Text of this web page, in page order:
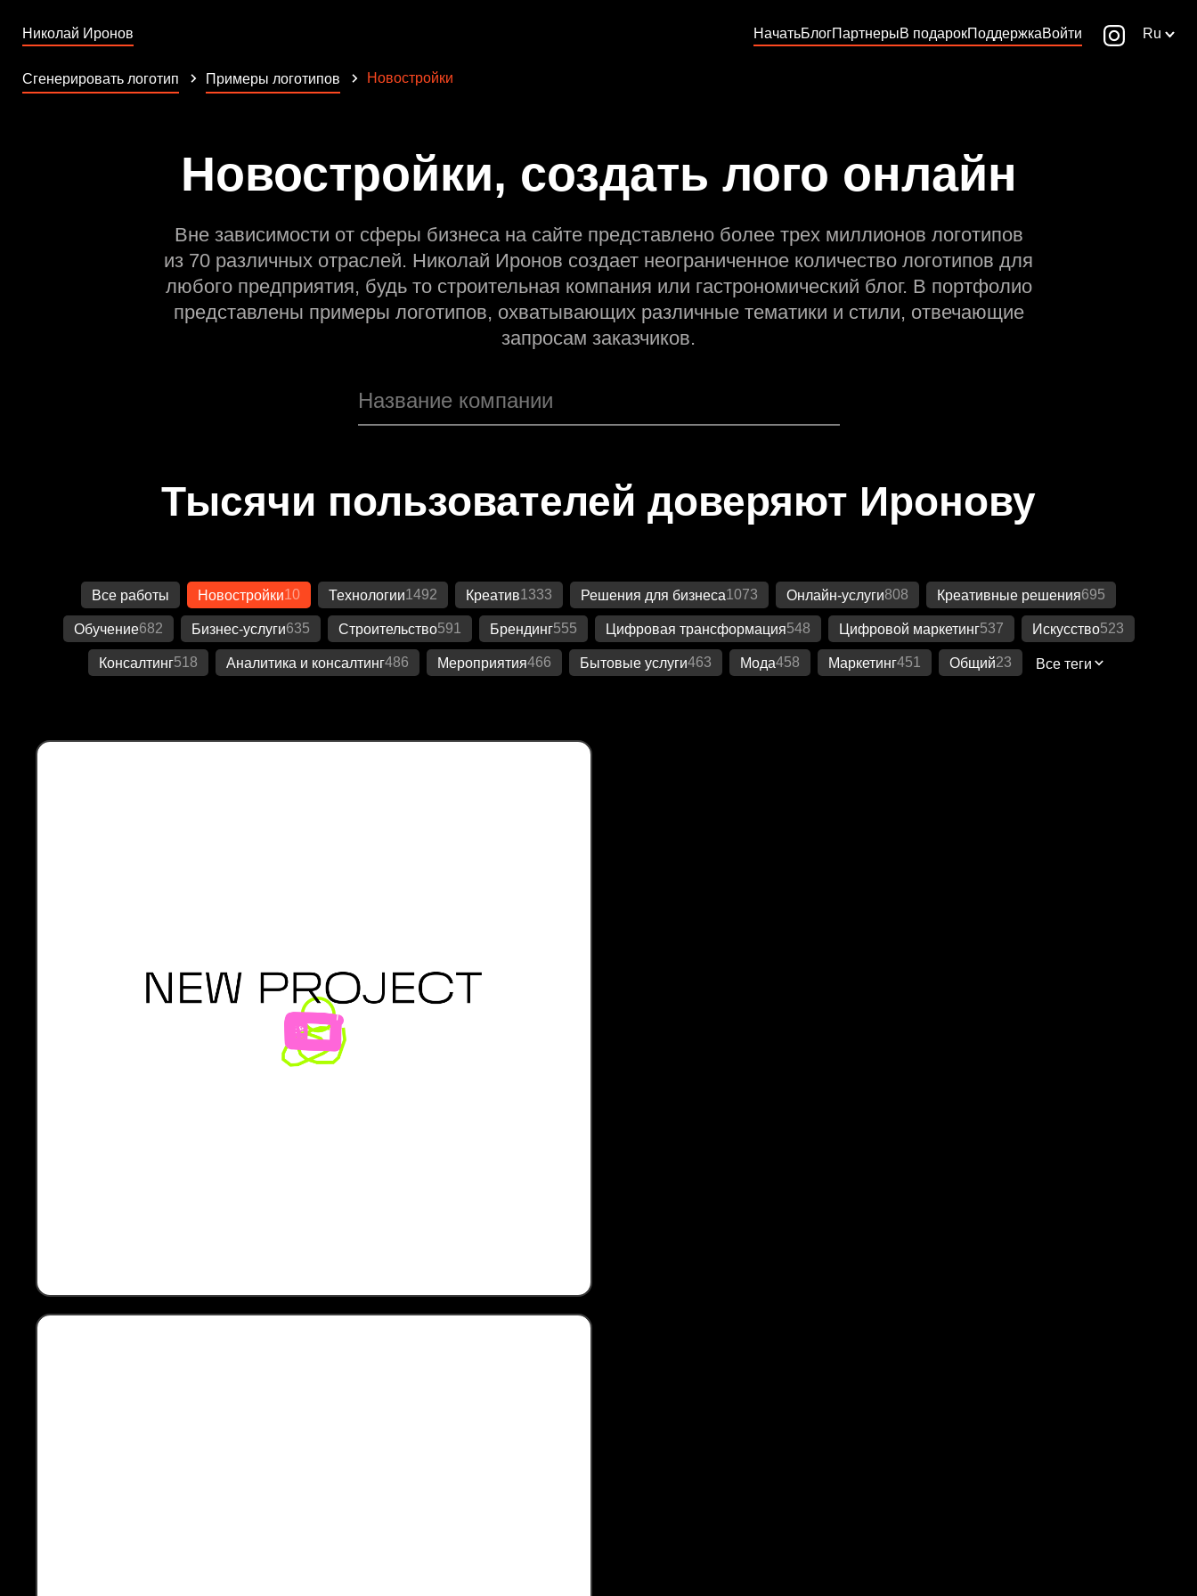
Николай Иронов НачатьБлогПартнерыВ подарокПоддержкаВойти Ru
Сгенерировать логотип Примеры логотипов Новостройки
Новостройки, создать лого онлайн
Вне зависимости от сферы бизнеса на сайте представлено более трех миллионов логотипов
из 70 различных отраслей. Николай Иронов создает неограниченное количество логотипов для
любого предприятия, будь то строительная компания или гастрономический блог. В портфолио
представлены примеры логотипов, охватывающих различные тематики и стили, отвечающие
запросам заказчиков.
Тысячи пользователей доверяют Иронову
Все работы Новостройки10 Технологии1492 Креатив1333 Решения для бизнеса1073 Онлайн-услуги808 Креативные решения695
Обучение682 Бизнес-услуги635 Строительство591 Брендинг555 Цифровая трансформация548 Цифровой маркетинг537 Искусство523
Консалтинг518 Аналитика и консалтинг486 Мероприятия466 Бытовые услуги463 Мода458 Маркетинг451 Общий23 Все теги